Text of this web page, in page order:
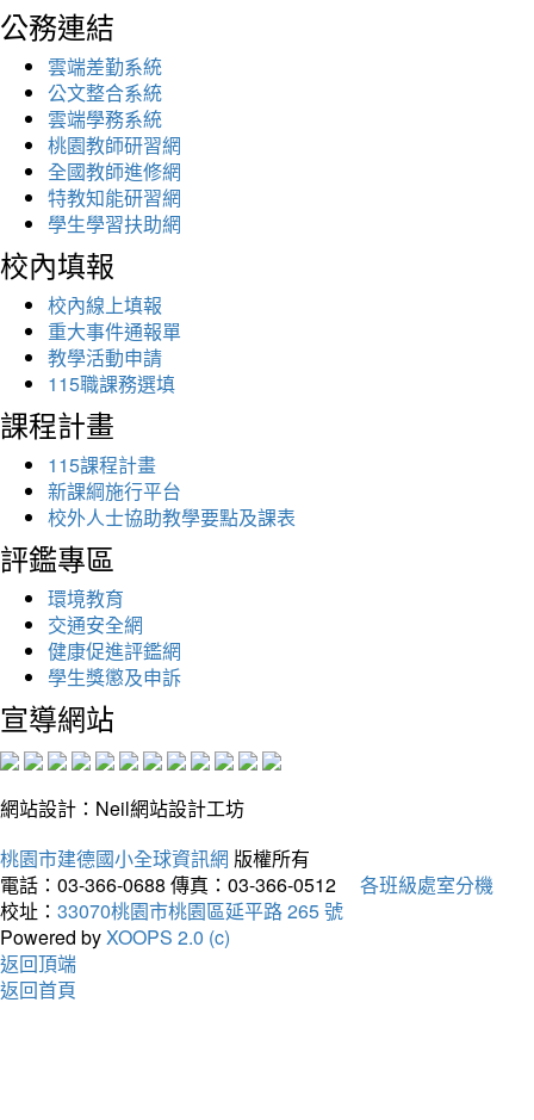
公務連結
雲端差勤系統
公文整合系統
雲端學務系統
桃園教師研習網
全國教師進修網
特教知能研習網
學生學習扶助網
校內填報
校內線上填報
重大事件通報單
教學活動申請
115職課務選填
課程計畫
115課程計畫
新課綱施行平台
校外人士協助教學要點及課表
評鑑專區
環境教育
交通安全網
健康促進評鑑網
學生獎懲及申訴
宣導網站
網站設計：Neil網站設計工坊
桃園市建德國小全球資訊網 版權所有
電話：03-366-0688 傳真：03-366-0512
各班級處室分機
校址： 33070桃園市桃園區延平路 265 號
Powered byXOOPS 2.0 (c)
返回頂端
返回首頁